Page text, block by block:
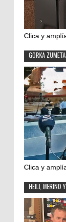
Clica y
GORKA
Clica y
HEILI, MERINO